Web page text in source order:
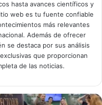
hasta avances científicos y
web es tu fuente confiable
más relevantes
Además de ofrecer
se destaca por sus análisis
que proporcionan
de las noticias.